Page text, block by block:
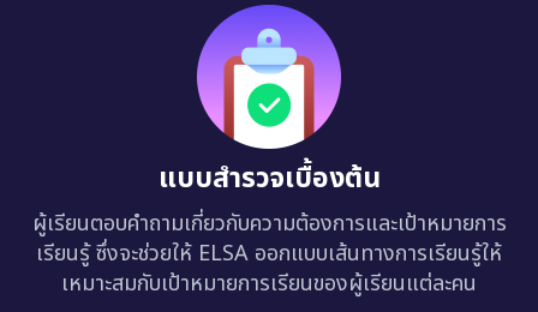
แบบสำรวจเบื้องต้น
ผู้เรียนตอบคำถามเกี่ยวกับความต้องการและเป้าหมายการ
เรียนรู้ ซึ่งจะช่วยให้ ELSA ออกแบบเส้นทางการเรียนรู้ให้
เหมาะสมกับเป้าหมายการเรียนของผู้เรียนแต่ละคน